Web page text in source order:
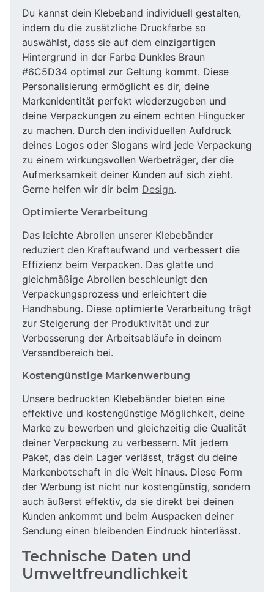
Du kannst dein Klebeband individuell gestalten,
indem du die zusätzliche Druckfarbe so
auswählst, dass sie auf dem einzigartigen
Hintergrund in der Farbe Dunkles Braun
#6C5D34 optimal zur Geltung kommt. Diese
Personalisierung ermöglicht es dir, deine
Markenidentität perfekt wiederzugeben und
deine Verpackungen zu einem echten Hingucker
zu machen. Durch den individuellen Aufdruck
deines Logos oder Slogans wird jede Verpackung
zu einem wirkungsvollen Werbeträger, der die
Aufmerksamkeit deiner Kunden auf sich zieht.
Gerne helfen wir dir beim Design.
Optimierte Verarbeitung
Das leichte Abrollen unserer Klebebänder
reduziert den Kraftaufwand und verbessert die
Effizienz beim Verpacken. Das glatte und
gleichmäßige Abrollen beschleunigt den
Verpackungsprozess und erleichtert die
Handhabung. Diese optimierte Verarbeitung trägt
zur Steigerung der Produktivität und zur
Verbesserung der Arbeitsabläufe in deinem
Versandbereich bei.
Kostengünstige Markenwerbung
Unsere bedruckten Klebebänder bieten eine
effektive und kostengünstige Möglichkeit, deine
Marke zu bewerben und gleichzeitig die Qualität
deiner Verpackung zu verbessern. Mit jedem
Paket, das dein Lager verlässt, trägst du deine
Markenbotschaft in die Welt hinaus. Diese Form
der Werbung ist nicht nur kostengünstig, sondern
auch äußerst effektiv, da sie direkt bei deinen
Kunden ankommt und beim Auspacken deiner
Sendung einen bleibenden Eindruck hinterlässt.
Technische Daten und
Umweltfreundlichkeit